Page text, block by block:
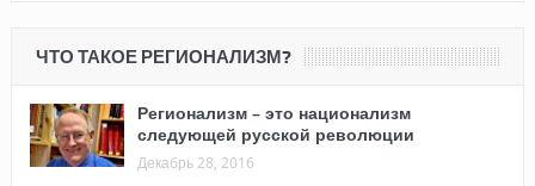
ЧТО ТАКОЕ РЕГИОНАЛИЗМ?
Регионализм – это национализм
следующей русской революции
Декабрь 28, 2016